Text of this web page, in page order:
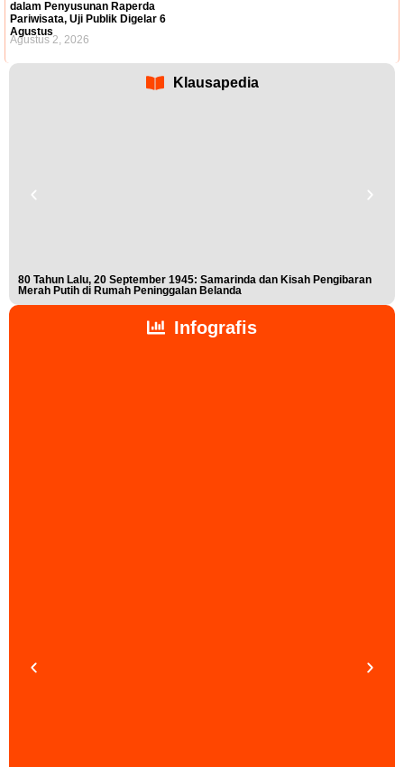
dalam Penyusunan Raperda
Pariwisata, Uji Publik Digelar 6
Agustus
Agustus 2, 2026
Klausapedia
80 Tahun Lalu, 20 September 1945: Samarinda dan Kisah Pengibaran
Merah Putih di Rumah Peninggalan Belanda
Infografis